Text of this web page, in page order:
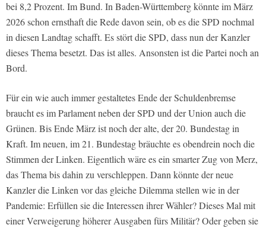
bei 8,2 Prozent. Im Bund. In Baden-Württemberg könnte im März
2026 schon ernsthaft die Rede davon sein, ob es die SPD nochmal
in diesen Landtag schafft. Es stört die SPD, dass nun der Kanzler
dieses Thema besetzt. Das ist alles. Ansonsten ist die Partei noch an
Bord.
Für ein wie auch immer gestaltetes Ende der Schuldenbremse
braucht es im Parlament neben der SPD und der Union auch die
Grünen. Bis Ende März ist noch der alte, der 20. Bundestag in
Kraft. Im neuen, im 21. Bundestag bräuchte es obendrein noch die
Stimmen der Linken. Eigentlich wäre es ein smarter Zug von Merz,
das Thema bis dahin zu verschleppen. Dann könnte der neue
Kanzler die Linken vor das gleiche Dilemma stellen wie in der
Pandemie: Erfüllen sie die Interessen ihrer Wähler? Dieses Mal mit
einer Verweigerung höherer Ausgaben fürs Militär? Oder geben sie